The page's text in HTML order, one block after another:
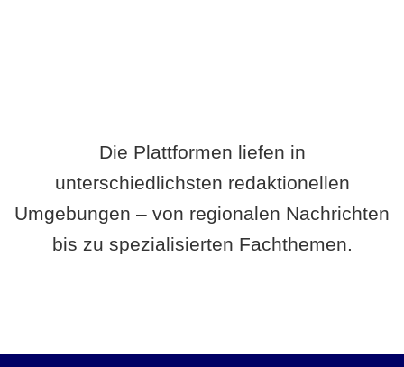
Die Plattformen liefen in
unterschiedlichsten redaktionellen
Umgebungen – von regionalen Nachrichten
bis zu spezialisierten Fachthemen.